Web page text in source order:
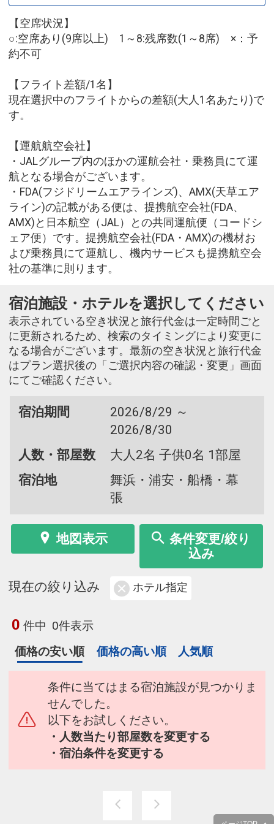
【空席状況】
○:空席あり(9席以上) 1～8:残席数(1～8席) ×：予
約不可
【フライト差額/1名】
現在選択中のフライトからの差額(大人1名あたり)で
す。
【運航航空会社】
・JALグループ内のほかの運航会社・乗務員にて運
航となる場合がございます。
・FDA(フジドリームエアラインズ)、AMX(天草エア
ライン)の記載がある便は、提携航空会社(FDA、
AMX)と日本航空（JAL）との共同運航便（コードシ
ェア便）です。提携航空会社(FDA・AMX)の機材お
よび乗務員にて運航し、機内サービスも提携航空会
社の基準に則ります。
宿泊施設・ホテルを選択してください
表示されている空き状況と旅行代金は一定時間ごと
に更新されるため、検索のタイミングにより変更に
なる場合がございます。最新の空き状況と旅行代金
はプラン選択後の「ご選択内容の確認・変更」画面
にてご確認ください。
宿泊期間
2026/8/29 ～
2026/8/30
人数・部屋数
大人2名 子供0名 1部屋
宿泊地
舞浜・浦安・船橋・幕
張
地図表示
条件変更/絞り
込み
現在の絞り込み ホテル指定
0 件中 0件表示
価格の安い順
価格の高い順 人気順
条件に当てはまる宿泊施設が見つかりま
せんでした。
以下をお試しください。
・人数当たり部屋数を変更する
・宿泊条件を変更する